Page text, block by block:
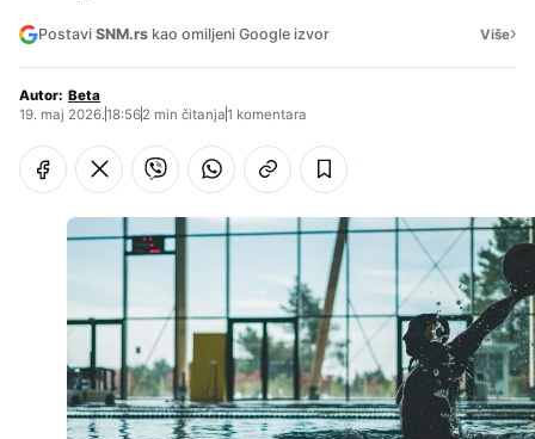
Postavi SNM.rs kao omiljeni Google izvor Više›
Autor: Beta
19. maj 2026.18:562 min čitanja1 komentara